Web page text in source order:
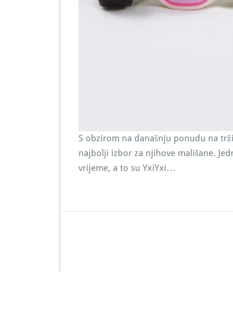
S obzirom na današnju ponudu na
najbolji izbor za njihove mališane.
vrijeme, a to su YxiYxi…